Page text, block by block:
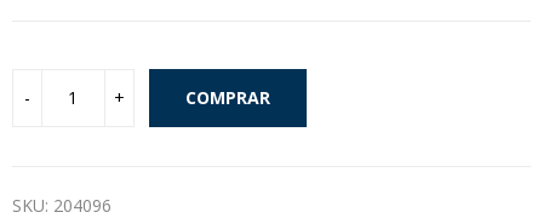
COMPRAR
SKU: 204096